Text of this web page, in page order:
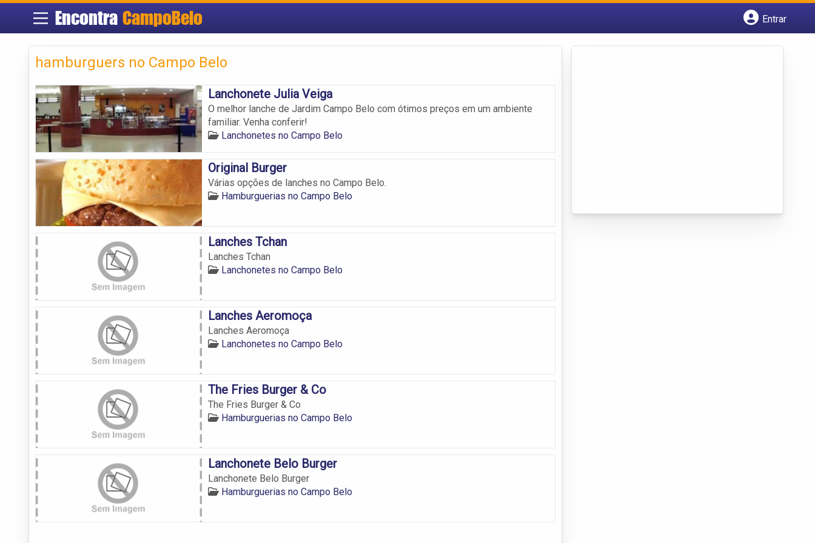
Encontra CampoBelo
Entrar
hamburguers no Campo Belo
Lanchonete Julia Veiga
O melhor lanche de Jardim Campo Belo com ótimos preços em um ambiente
familiar. Venha conferir!
Lanchonetes no Campo Belo
Original Burger
Várias opções de lanches no Campo Belo.
Hamburguerias no Campo Belo
Lanches Tchan
Lanches Tchan
Lanchonetes no Campo Belo
Lanches Aeromoça
Lanches Aeromoça
Lanchonetes no Campo Belo
The Fries Burger & Co
The Fries Burger & Co
Hamburguerias no Campo Belo
Lanchonete Belo Burger
Lanchonete Belo Burger
Hamburguerias no Campo Belo